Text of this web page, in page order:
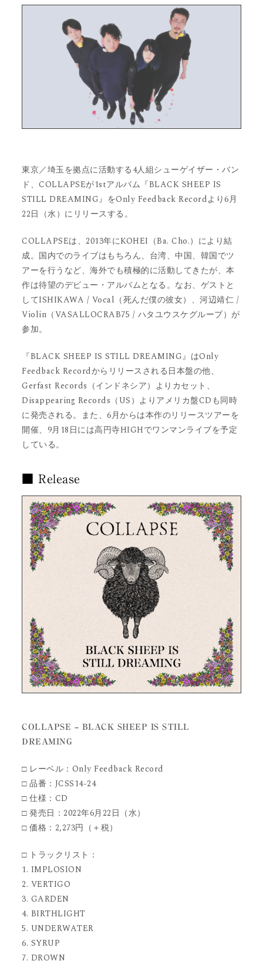
東京／埼玉を拠点に活動する4人組シューゲイザー・バン
ド、COLLAPSEが1stアルバム『BLACK SHEEP IS
STILL DREAMING』をOnly Feedback Recordより6月
22日（水）にリリースする。
COLLAPSEは、2013年にKOHEI（Ba. Cho.）により結
成。国内でのライブはもちろん、台湾、中国、韓国でツ
アーを行うなど、海外でも積極的に活動してきたが、本
作は待望のデビュー・アルバムとなる。なお、ゲストと
してISHIKAWA / Vocal（死んだ僕の彼女）、河辺靖仁 /
Violin（VASALLOCRAB75 / ハタユウスケグループ）が
参加。
『BLACK SHEEP IS STILL DREAMING』はOnly
Feedback Recordからリリースされる日本盤の他、
Gerfast Records（インドネシア）よりカセット、
Disappearing Records（US）よりアメリカ盤CDも同時
に発売される。また、6月からは本作のリリースツアーを
開催、9月18日には高円寺HIGHでワンマンライブを予定
している。
■ Release
COLLAPSE – BLACK SHEEP IS STILL
DREAMING
□ レーベル：Only Feedback Record
□ 品番：JCSS14-24
□ 仕様：CD
□ 発売日：2022年6月22日（水）
□ 価格：2,273円（＋税）
□ トラックリスト：
1. IMPLOSION
2. VERTIGO
3. GARDEN
4. BIRTHLIGHT
5. UNDERWATER
6. SYRUP
7. DROWN